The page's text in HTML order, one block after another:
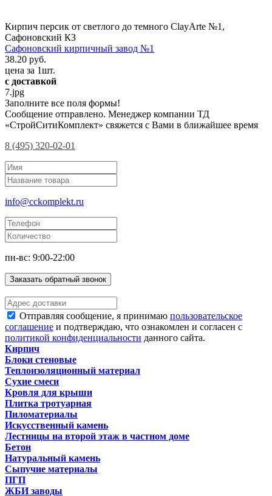
Кирпич персик от светлого до темного ClayArte №1,
Сафоновский КЗ
Сафоновский кирпичный завод №1
38.20 руб.
цена за 1шт.
с доставкой
7.jpg
Заполните все поля формы!
Сообщение отправлено. Менеджер компании ТД
«СтройСитиКомплект» свяжется с Вами в ближайшее время
8 (495) 320-02-01
info@cckomplekt.ru
пн-вс: 9:00-22:00
Заказать обратный звонок
Отправляя сообщение, я принимаю пользовательское
соглашение и подтверждаю, что ознакомлен и согласен с
политикой конфиденциальности данного сайта.
Кирпич
Блоки стеновые
Теплоизоляционный материал
Сухие смеси
Кровля для крыши
Плитка тротуарная
Пиломатериалы
Искусственный камень
Лестницы на второй этаж в частном доме
Бетон
Натуральный камень
Сыпучие материалы
ПГП
ЖБИ заводы